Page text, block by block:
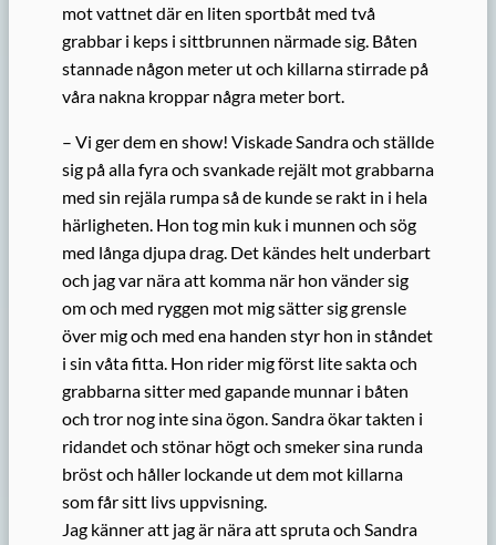
mot vattnet där en liten sportbåt med två
grabbar i keps i sittbrunnen närmade sig. Båten
stannade någon meter ut och killarna stirrade på
våra nakna kroppar några meter bort.
– Vi ger dem en show! Viskade Sandra och ställde
sig på alla fyra och svankade rejält mot grabbarna
med sin rejäla rumpa så de kunde se rakt in i hela
härligheten. Hon tog min kuk i munnen och sög
med långa djupa drag. Det kändes helt underbart
och jag var nära att komma när hon vänder sig
om och med ryggen mot mig sätter sig grensle
över mig och med ena handen styr hon in ståndet
i sin våta fitta. Hon rider mig först lite sakta och
grabbarna sitter med gapande munnar i båten
och tror nog inte sina ögon. Sandra ökar takten i
ridandet och stönar högt och smeker sina runda
bröst och håller lockande ut dem mot killarna
som får sitt livs uppvisning.
Jag känner att jag är nära att spruta och Sandra